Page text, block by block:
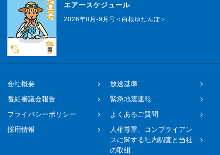
エアースケジュール
2026年8月-9月号＜白根ゆたんぽ＞
会社概要
放送基準
番組審議会報告
緊急地震速報
プライバシーポリシー
よくあるご質問
採用情報
人権尊重、コンプライアン
スに関する社内調査と当社
の取組